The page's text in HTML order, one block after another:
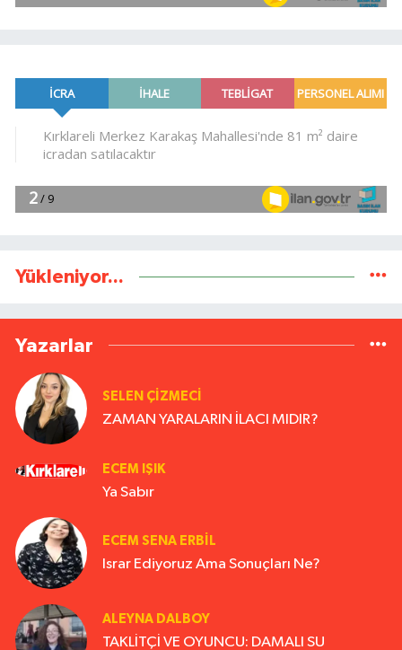
Yükleniyor...
Yazarlar
SELEN ÇİZMECİ
ZAMAN YARALARIN İLACI MIDIR?
ECEM IŞIK
Ya Sabır
ECEM SENA ERBIL
Israr Ediyoruz Ama Sonuçları Ne?
ALEYNA DALBOY
TAKLİTÇİ VE OYUNCU: DAMALI SU